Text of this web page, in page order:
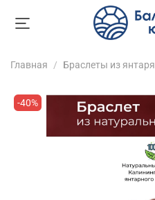
Главная Браслеты из янтаря
-40%